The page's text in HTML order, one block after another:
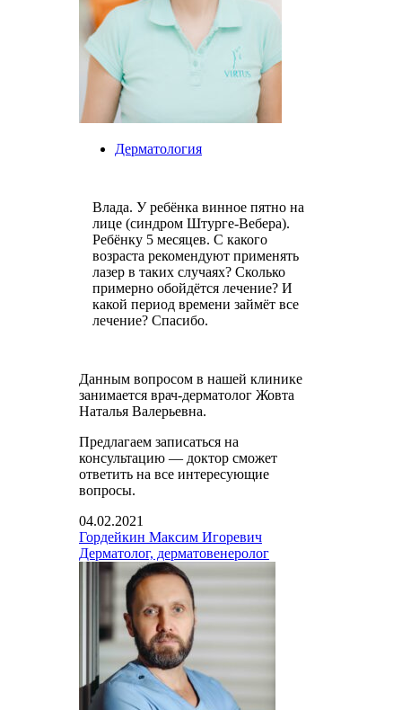
Дерматология
Влада. У ребёнка винное пятно на
лице (синдром Штурге-Вебера).
Ребёнку 5 месяцев. С какого
возраста рекомендуют применять
лазер в таких случаях? Сколько
примерно обойдётся лечение? И
какой период времени займёт все
лечение? Спасибо.
Данным вопросом в нашей клинике
занимается врач-дерматолог Жовта
Наталья Валерьевна.
Предлагаем записаться на
консультацию — доктор сможет
ответить на все интересующие
вопросы.
04.02.2021
Гордейкин Максим Игоревич
Дерматолог, дерматовенеролог